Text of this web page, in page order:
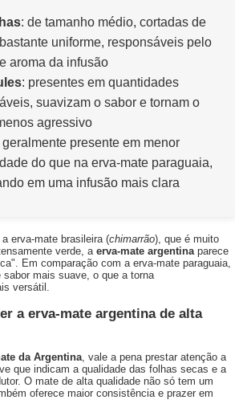
: de tamanho médio, cortadas de
uniforme, responsáveis pelo
aroma da infusão
: presentes em quantidades
suavizam o sabor e tornam o
agressivo
geralmente presente em menor
do que na erva-mate paraguaia,
em uma infusão mais clara
erva-mate brasileira (chimarrão), que é muito
verde, a erva-mate argentina parece
Em comparação com a erva-mate paraguaia,
mais suave, o que a torna
versátil.
a erva-mate argentina de alta
da Argentina , vale a pena prestar atenção a
que indicam a qualidade das folhas secas e a
O mate de alta qualidade não só tem um
oferece maior consistência e prazer em